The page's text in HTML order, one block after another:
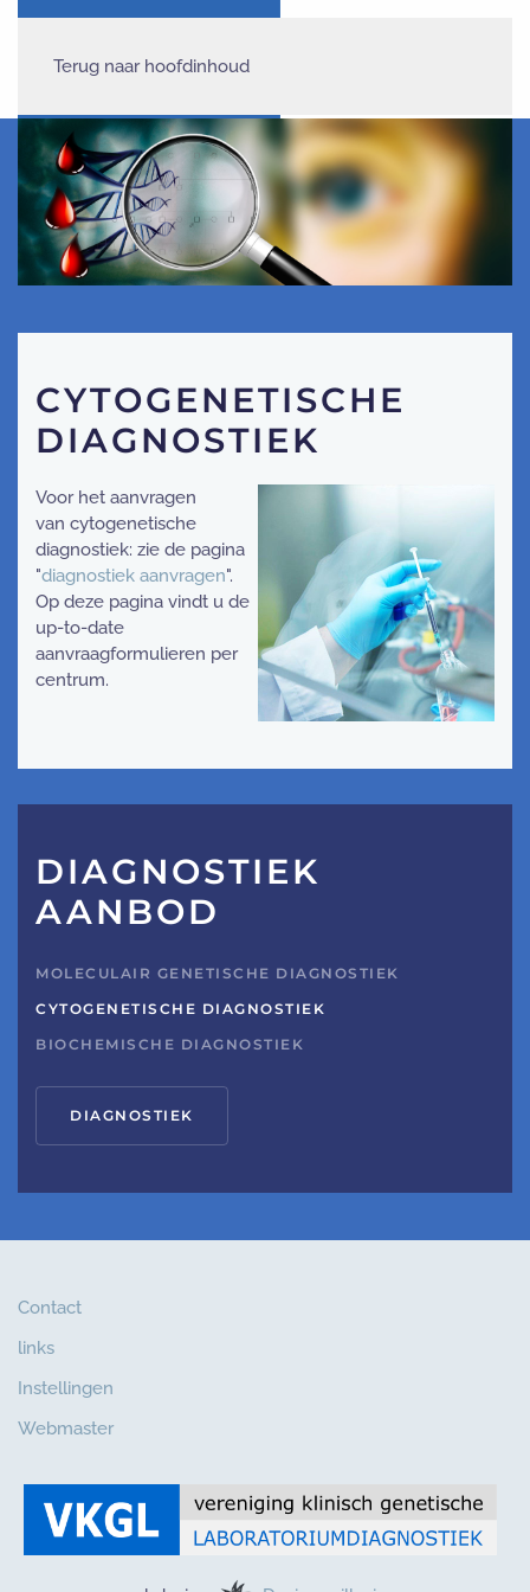
Terug naar hoofdinhoud
CYTOGENETISCHE
DIAGNOSTIEK
Voor het aanvragen
van cytogenetische
diagnostiek: zie de pagina
"diagnostiek aanvragen".
Op deze pagina vindt u de
up-to-date
aanvraagformulieren per
centrum.
DIAGNOSTIEK
AANBOD
MOLECULAIR GENETISCHE DIAGNOSTIEK
CYTOGENETISCHE DIAGNOSTIEK
BIOCHEMISCHE DIAGNOSTIEK
DIAGNOSTIEK
Contact
links
Instellingen
Webmaster